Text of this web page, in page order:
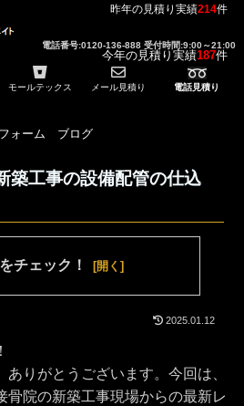
昨年の見積り実績214件
今年の見積り実績187件
電話番号:0120-136-888 受付時間:9:00～21:00
モールテックス メール見積り 電話見積り
ォーム ブログ
築工事の設備配管の仕込
チェック！
2025.01.12
りがとうございます。今回は、
骨院の新築工事現場からの最新レ